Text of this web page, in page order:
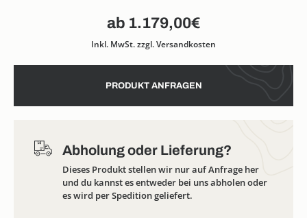
1.179,00€
Inkl. MwSt. zzgl. Versandkosten
PRODUKT ANFRAGEN
Abholung oder Lieferung?
Dieses Produkt stellen wir nur auf Anfrage her
und du kannst es entweder bei uns abholen oder
es wird per Spedition geliefert.